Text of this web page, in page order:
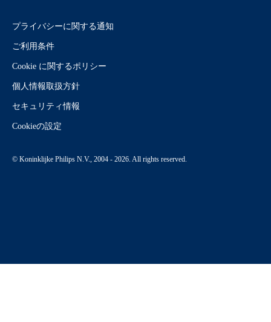
プライバシーに関する通知
ご利用条件
Cookie に関するポリシー
個人情報取扱方針
セキュリティ情報
Cookieの設定
© Koninklijke Philips N.V., 2004 - 2026. All rights reserved.